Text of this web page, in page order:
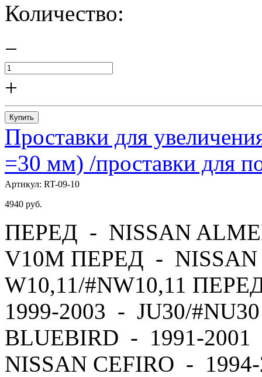
Количество:
−
+
Купить
Проставки для
=30 мм) /проставки для
Артикул: RT-09-10
4940 руб.
ПЕРЕД - NISSAN
V10M ПЕРЕД -
W10,11/#NW10,11
1999-2003 - JU30/
BLUEBIRD - 1991-
NISSAN CEFIRO -